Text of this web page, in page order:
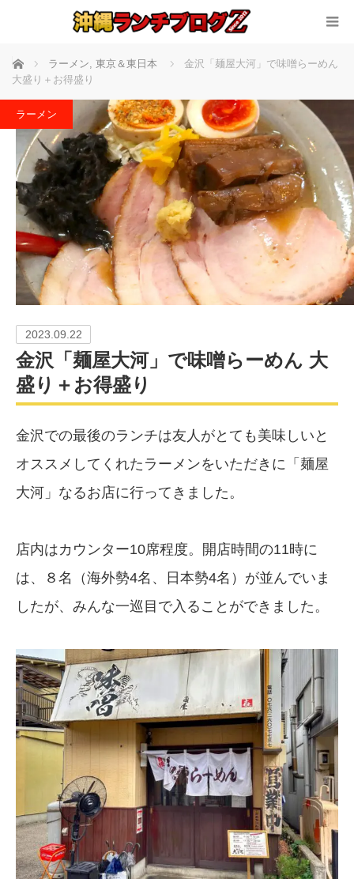
ホーム ラーメン, 東京＆東日本
金沢「麺屋大河」で味噌らーめん
大盛り＋お得盛り
ラーメン
2023.09.22
金沢「麺屋大河」で味噌らーめん 大
盛り＋お得盛り
金沢での最後のランチは友人がとても美味しいと
オススメしてくれたラーメンをいただきに「麺屋
大河」なるお店に行ってきました。
店内はカウンター10席程度。開店時間の11時に
は、８名（海外勢4名、日本勢4名）が並んでいま
したが、みんな一巡目で入ることができました。